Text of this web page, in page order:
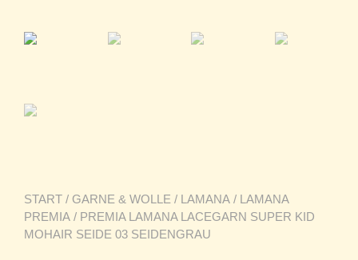
START / GARNE & WOLLE / LAMANA / LAMANA
PREMIA / PREMIA LAMANA LACEGARN SUPER KID
MOHAIR SEIDE 03 SEIDENGRAU